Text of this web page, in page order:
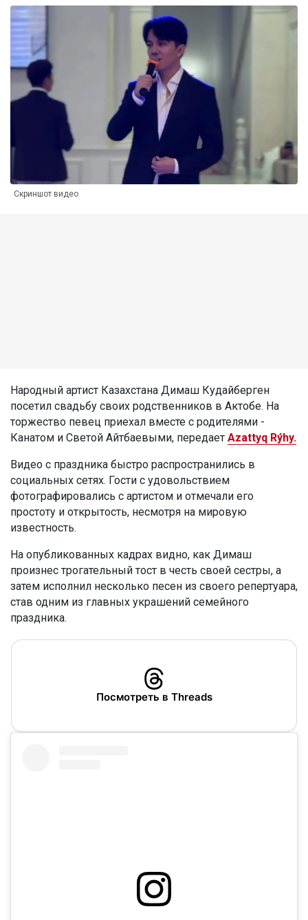
Скриншот видео
Народный артист Казахстана Димаш Кудайберген
посетил свадьбу своих родственников в Актобе. На
торжество певец приехал вместе с родителями -
Канатом и Светой Айтбаевыми, передает Azattyq Rýhy.
Видео с праздника быстро распространились в
социальных сетях. Гости с удовольствием
фотографировались с артистом и отмечали его
простоту и открытость, несмотря на мировую
известность.
На опубликованных кадрах видно, как Димаш
произнес трогательный тост в честь своей сестры, а
затем исполнил несколько песен из своего репертуара,
став одним из главных украшений семейного
праздника.
Посмотреть в Threads